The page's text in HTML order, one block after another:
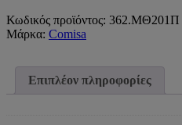
1/2"
PRESS
Κωδικός προϊόντος: 362.ΜΘ201Π
Μάρκα: Comisa
Επιπλέον πληροφορίες